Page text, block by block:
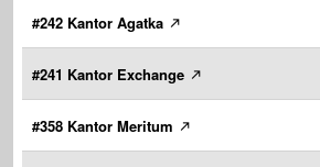
#242 Kantor Agatka
#241 Kantor Exchange
#358 Kantor Meritum